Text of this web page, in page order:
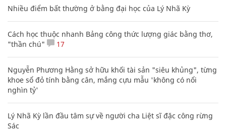
Nhiều điểm bất thường ở bằng đại học của Lý Nhã Kỳ
Cách học thuộc nhanh Bảng công thức lượng giác bằng thơ,
"thần chú"
17
Nguyễn Phương Hằng sở hữu khối tài sản "siêu khủng", từng
khoe sổ đỏ tính bằng cân, mắng cựu mẫu 'không có nổi
nghìn tỷ'
Lý Nhã Kỳ lần đầu tâm sự về người cha Liệt sĩ đặc công rừng
Sác